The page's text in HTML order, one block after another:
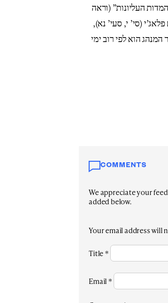
העליונות” (וראה
(סי’ י, סעי’ נא),
הוא לפי רוב ימי
COMMENTS
We appreciate your
added below.
Your email address will
Title*
Email*